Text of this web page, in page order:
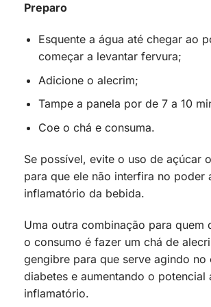
Preparo
Esquente a água até chegar ao
começar a levantar fervura;
Adicione o alecrim;
Tampe a panela por de 7 a 10
Coe o chá e consuma.
Se possível, evite o uso de açúcar
para que ele não interfira no poder
inflamatório da bebida.
Uma outra combinação para quem
o consumo é fazer um chá de
gengibre para que serve agindo no
diabetes e aumentando o potencial
inflamatório.